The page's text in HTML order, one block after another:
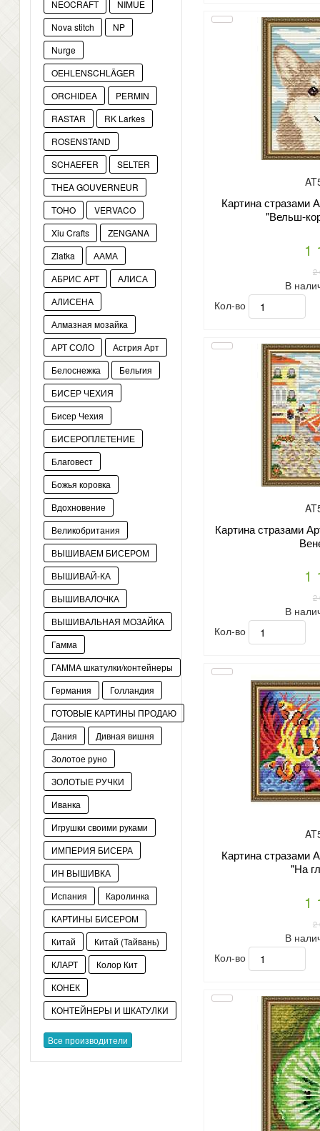
NEOCRAFT
NIMUE
Nova stitch
NP
Nurge
OEHLENSCHLÄGER
ORCHIDEA
PERMIN
RASTAR
RK Larkes
ROSENSTAND
SCHAEFER
SELTER
THEA GOUVERNEUR
TOHO
VERVACO
Xiu Crafts
ZENGANA
Zlatka
ААМА
АБРИС АРТ
АЛИСА
АЛИСЕНА
Алмазная мозайка
АРТ СОЛО
Астрия Арт
Белоснежка
Бельгия
БИСЕР ЧЕХИЯ
Бисер Чехия
БИСЕРОПЛЕТЕНИЕ
Благовест
Божья коровка
Вдохновение
Великобритания
ВЫШИВАЕМ БИСЕРОМ
ВЫШИВАЙ-КА
ВЫШИВАЛОЧКА
ВЫШИВАЛЬНАЯ МОЗАЙКА
Гамма
ГАММА шкатулки/контейнеры
Германия
Голландия
ГОТОВЫЕ КАРТИНЫ ПРОДАЮ
Дания
Дивная вишня
Золотое руно
ЗОЛОТЫЕ РУЧКИ
Иванка
Игрушки своими руками
ИМПЕРИЯ БИСЕРА
ИН ВЫШИВКА
Испания
Каролинка
КАРТИНЫ БИСЕРОМ
Китай
Китай (Тайвань)
КЛАРТ
Колор Кит
КОНЕК
КОНТЕЙНЕРЫ И ШКАТУЛКИ
Все производители
Картина стразами
"Вельш-
1
2
В
Кол-во
Картина стразами
1
2
В
Кол-во
Картина стразами
"На
1
2
В
Кол-во